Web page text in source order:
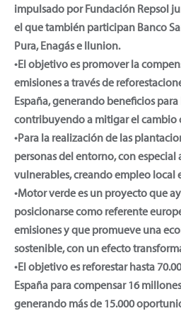
impulsado por Fundación Repsol
el que también participan Banco
Pura, Enagás e Ilunion.
•El objetivo es promover la
emisiones a través de
España, generando beneficios
contribuyendo a mitigar el cambio
•Para la realización de las
personas del entorno, con
vulnerables, creando empleo local
•Motor verde es un proyecto que
posicionarse como referente
emisiones y que promueve una
sostenible, con un efecto
•El objetivo es reforestar hasta
España para compensar 16
generando más de 15.000